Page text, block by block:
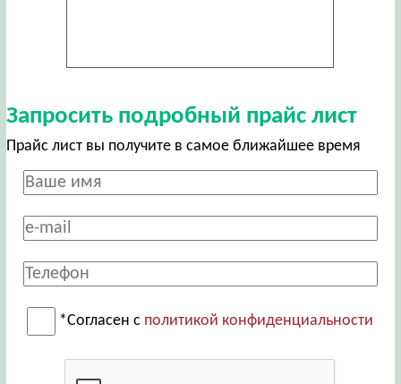
Запросить подробный прайс лист
Прайс лист вы получите в самое ближайшее время
*Согласен с политикой конфиденциальности